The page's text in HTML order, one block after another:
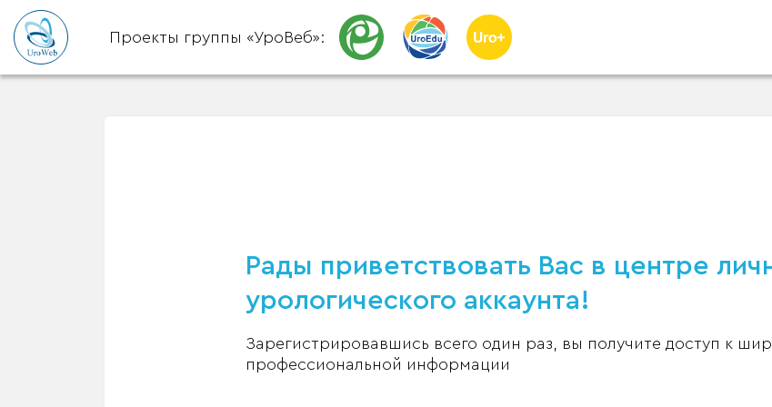
Проекты группы «УроВеб»:
Рады приветствовать Вас в центре
урологического аккаунта!
Зарегистрировавшись всего один раз, вы получите доступ к
профессиональной информации